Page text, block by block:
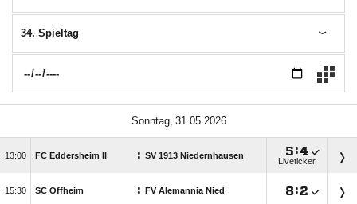
34. Spieltag
 
 FC Eddersheim II : SV 1913 Niedernhausen :
Liveticker
 SC Offheim : FV Alemannia Nied :